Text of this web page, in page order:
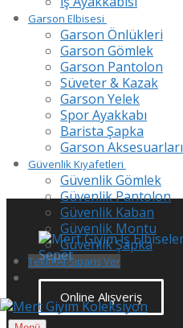
Garson Elbisesi
Garson Önlükleri
Garson Gömlek
Garson Pantolon
Süveter & Kazak
Garson Yelek
Spor Ayakkabı
Barista Şapka
Garson Aksesuarları
Güvenlik Kıyafetleri
Güvenlik Gömlek
Güvenlik Pantolon
Güvenlik Kaban
Güvenlik Montu
Güvenlik Şapka
Teklif Al Sipariş Ver
Online Alışveriş